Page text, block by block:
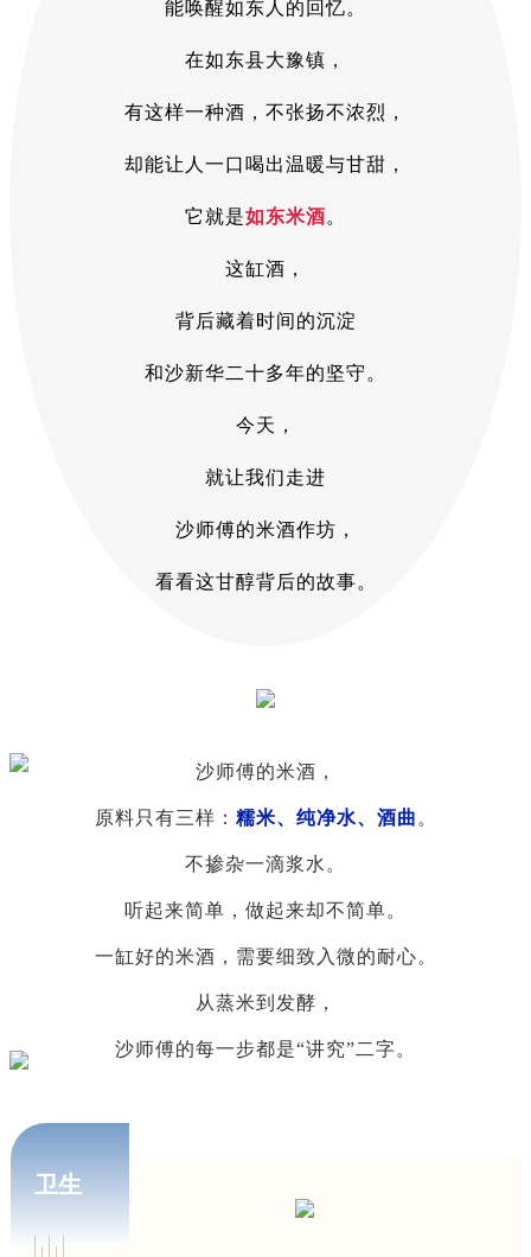
能唤醒如东人的回忆。
在如东县大豫镇，
有这样一种酒，不张扬不浓烈，
却能让人一口喝出温暖与甘甜，
它就是如东米酒。
这缸酒，
背后藏着时间的沉淀
和沙新华二十多年的坚守。
今天，
就让我们走进
沙师傅的米酒作坊，
看看这甘醇背后的故事。
沙师傅的米酒，
原料只有三样： 糯米、纯净水、酒曲 。
不掺杂一滴浆水。
听起来简单，做起来却不简单。
一缸好的米酒，需要细致入微的耐心。
从蒸米到发酵，
沙师傅的每一步都是“讲究”二字。
卫生